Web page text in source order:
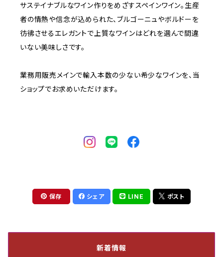
サステイナブルなワイン作りをめざすスペインワイン。生産
者の情熱や信念が込められた、ブルゴーニュやボルドーを
彷彿させるエレガントで上質なワインはどれを選んで間違
いない美味しさです。
業務用販売メインで輸入本数の少ない希少なワインを、当
ショップでお求めいただけます。
保存 シェア LINE ポスト
新着情報